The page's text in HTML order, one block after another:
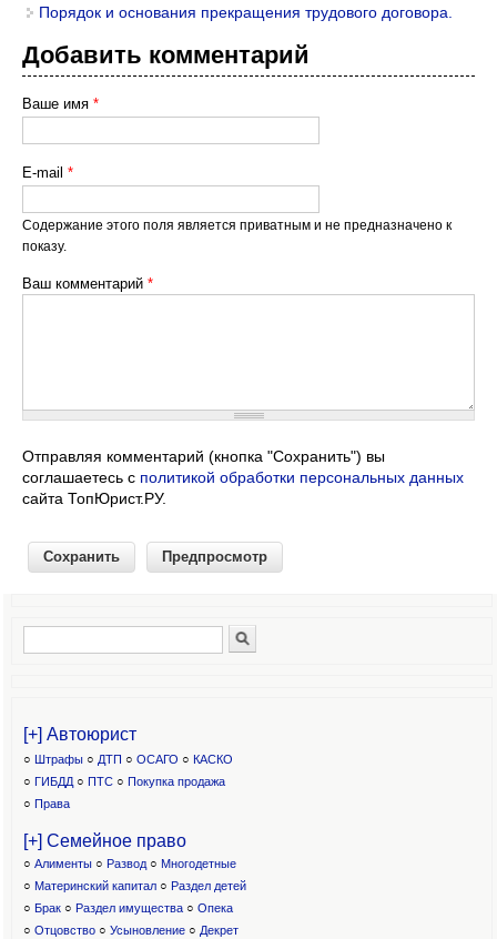
Порядок и основания прекращения трудового договора.
Добавить комментарий
Ваше имя *
E-mail *
Содержание этого поля является приватным и не предназначено к
показу.
Ваш комментарий *
Отправляя комментарий (кнопка "Сохранить") вы
соглашаетесь с политикой обработки персональных данных
сайта ТопЮрист.РУ.
Форма поиска
[+] Автоюрист
○ Штрафы ○ ДТП ○ ОСАГО ○ КАСКО
○ ГИБДД ○ ПТС ○ Покупка продажа
○ Права
[+] Семейное право
○ Алименты ○ Развод ○ Многодетные
○ Материнский капитал○ Раздел детей
○ Брак ○ Раздел имущества ○ Опека
○ Отцовство○ Усыновление ○ Декрет